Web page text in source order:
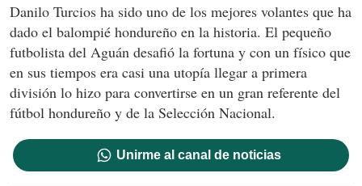
Danilo Turcios ha sido uno de los mejores volantes que ha
dado el balompié hondureño en la historia. El pequeño
futbolista del Aguán desafió la fortuna y con un físico que
en sus tiempos era casi una utopía llegar a primera
división lo hizo para convertirse en un gran referente del
fútbol hondureño y de la Selección Nacional.
Unirme al canal de noticias